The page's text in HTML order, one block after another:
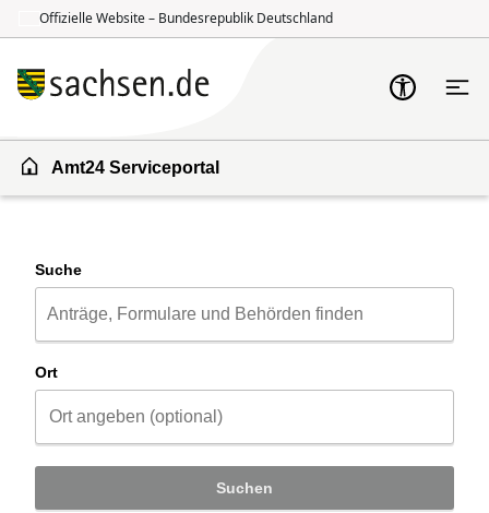
Offizielle Website – Bundesrepublik Deutschland
Amt24 Serviceportal
Suche
Ort
Suchen